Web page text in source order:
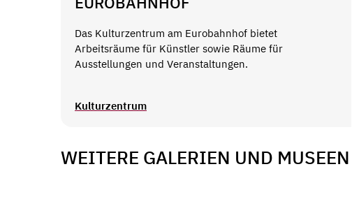
Das Kulturzentrum am Eurobahnhof bietet
Arbeitsräume für Künstler sowie Räume für
Ausstellungen und Veranstaltungen.
Kulturzentrum
WEITERE GALERIEN UND MUSEEN